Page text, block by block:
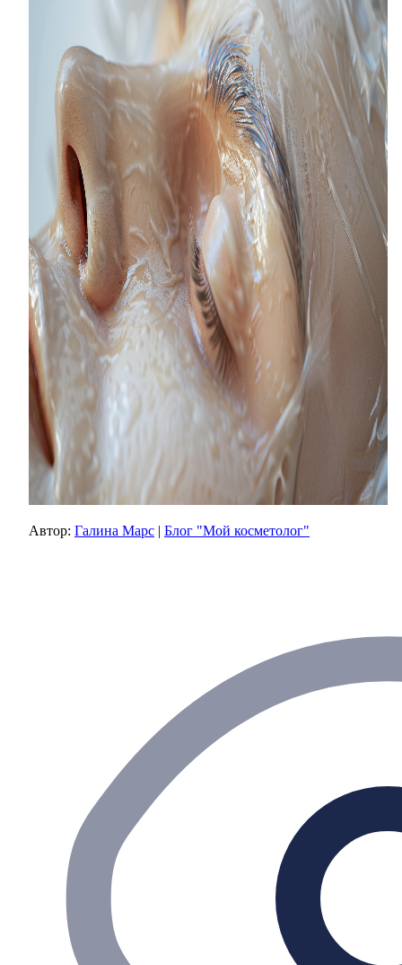
Автор: Галина Марс Блог "Мой косметолог"